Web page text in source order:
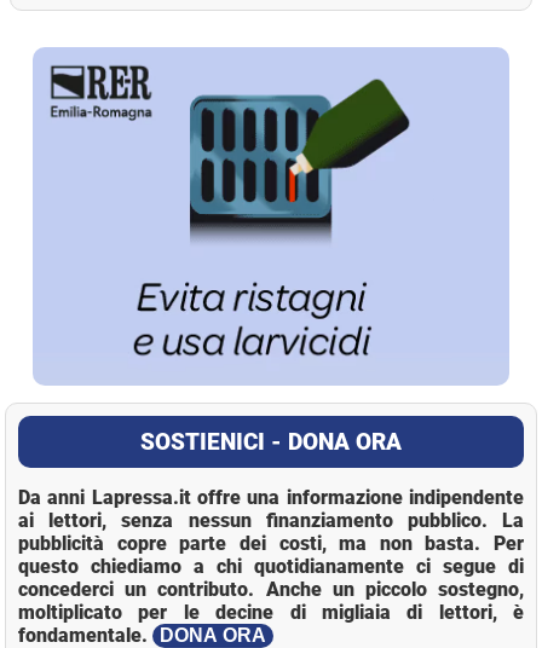
La Pressa
SOSTIENICI - DONA ORA
Da anni Lapressa.it offre una informazione indipendente
ai lettori, senza nessun finanziamento pubblico. La
pubblicità copre parte dei costi, ma non basta. Per
questo chiediamo a chi quotidianamente ci segue di
concederci un contributo. Anche un piccolo sostegno,
moltiplicato per le decine di migliaia di lettori, è
fondamentale.
DONA ORA